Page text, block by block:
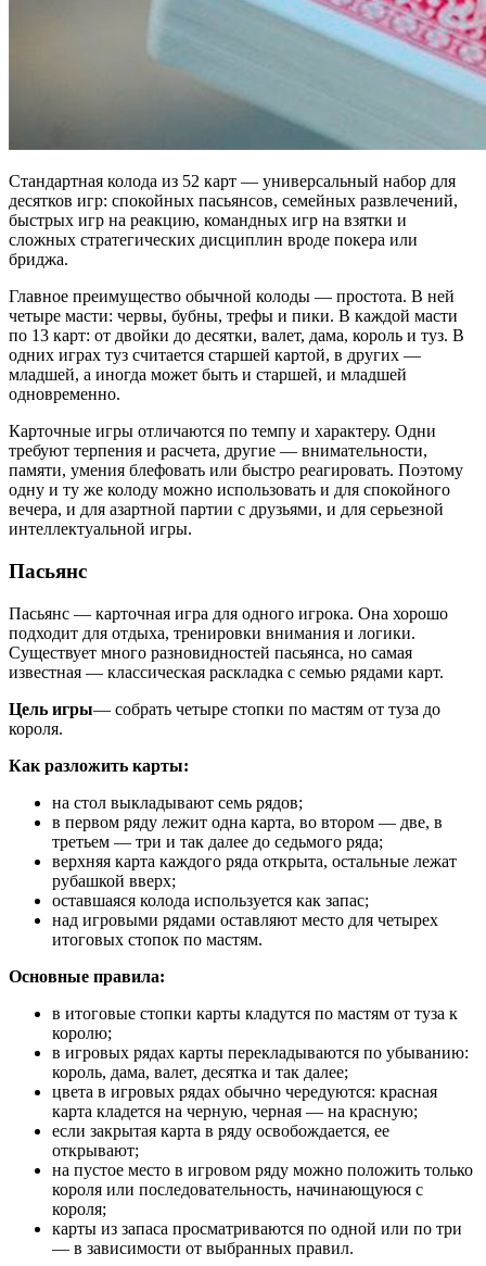
Стандартная колода из 52 карт — универсальный набор для
десятков игр: спокойных пасьянсов, семейных развлечений,
быстрых игр на реакцию, командных игр на взятки и
сложных стратегических дисциплин вроде покера или
бриджа.
Главное преимущество обычной колоды — простота. В ней
четыре масти: червы, бубны, трефы и пики. В каждой масти
по 13 карт: от двойки до десятки, валет, дама, король и туз. В
одних играх туз считается старшей картой, в других —
младшей, а иногда может быть и старшей, и младшей
одновременно.
Карточные игры отличаются по темпу и характеру. Одни
требуют терпения и расчета, другие — внимательности,
памяти, умения блефовать или быстро реагировать. Поэтому
одну и ту же колоду можно использовать и для спокойного
вечера, и для азартной партии с друзьями, и для серьезной
интеллектуальной игры.
Пасьянс
Пасьянс — карточная игра для одного игрока. Она хорошо
подходит для отдыха, тренировки внимания и логики.
Существует много разновидностей пасьянса, но самая
известная — классическая раскладка с семью рядами карт.
Цель игры— собрать четыре стопки по мастям от туза до
короля.
Как разложить карты:
на стол выкладывают семь рядов;
в первом ряду лежит одна карта, во втором — две, в
третьем — три и так далее до седьмого ряда;
верхняя карта каждого ряда открыта, остальные лежат
рубашкой вверх;
оставшаяся колода используется как запас;
над игровыми рядами оставляют место для четырех
итоговых стопок по мастям.
Основные правила:
в итоговые стопки карты кладутся по мастям от туза к
королю;
в игровых рядах карты перекладываются по убыванию:
король, дама, валет, десятка и так далее;
цвета в игровых рядах обычно чередуются: красная
карта кладется на черную, черная — на красную;
если закрытая карта в ряду освобождается, ее
открывают;
на пустое место в игровом ряду можно положить только
короля или последовательность, начинающуюся с
короля;
карты из запаса просматриваются по одной или по три
— в зависимости от выбранных правил.